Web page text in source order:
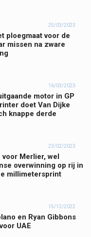
25/03/2023
ploegmaat voor de
missen na zware
16/03/2023
motor in GP
doet Van Dijke
knappe derde
23/02/2023
voor Merlier, wel
overwinning op rij in
millimetersprint
15/12/2022
en Ryan Gibbons
UAE